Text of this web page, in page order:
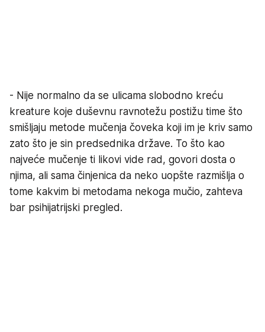
- Nije normalno da se ulicama slobodno kreću
kreature koje duševnu ravnotežu postižu time što
smišljaju metode mučenja čoveka koji im je kriv samo
zato što je sin predsednika države. To što kao
najveće mučenje ti likovi vide rad, govori dosta o
njima, ali sama činjenica da neko uopšte razmišlja o
tome kakvim bi metodama nekoga mučio, zahteva
bar psihijatrijski pregled.